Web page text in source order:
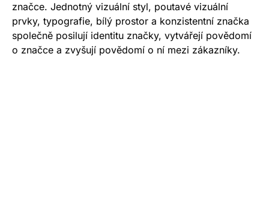
značce. Jednotný vizuální styl, poutavé vizuální
prvky, typografie, bílý prostor a konzistentní značka
společně posilují identitu značky, vytvářejí povědomí
o značce a zvyšují povědomí o ní mezi zákazníky.